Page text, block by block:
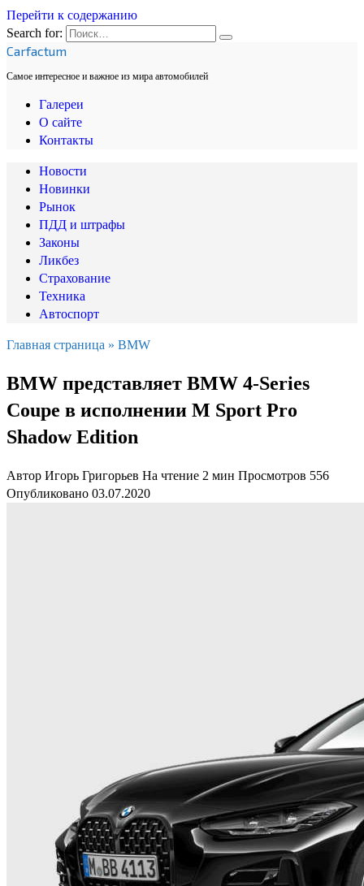
Перейти к содержанию
Search for:
Carfactum
Самое интересное и важное из мира автомобилей
Галереи
О сайте
Контакты
Новости
Новинки
Рынок
ПДД и штрафы
Законы
Ликбез
Страхование
Техника
Автоспорт
Главная страница » BMW
BMW представляет BMW 4-Series
Coupe в исполнении M Sport Pro
Shadow Edition
Автор Игорь Григорьев На чтение 2 мин Просмотров 556
Опубликовано 03.07.2020